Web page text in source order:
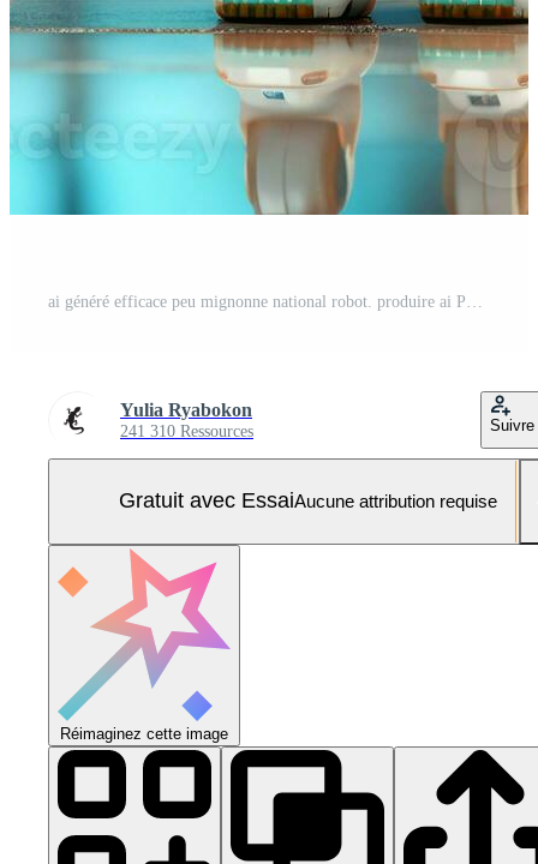
Yulia Ryabokon
241 310 Ressources Suivre
Gratuit avec EssaiAucune attribution requise
Réimaginez cette image